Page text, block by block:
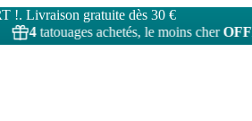
!. Livraison gratuite dès 30 €
tatouages achetés, le moins cherOFFERT!